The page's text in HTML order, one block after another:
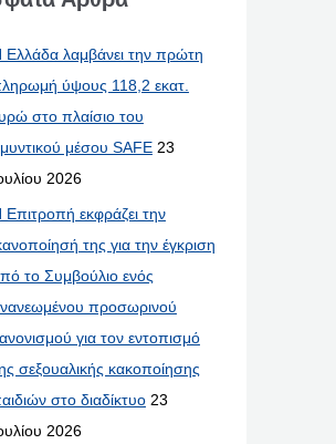
Ελλάδα λαμβάνει την πρώτη
ύψους 118,2 εκατ.
στο πλαίσιο του
μέσου SAFE 23
2026
Επιτροπή εκφράζει την
της για την έγκριση
το Συμβούλιο ενός
προσωρινού
για τον εντοπισμό
σεξουαλικής κακοποίησης
στο διαδίκτυο 23
2026